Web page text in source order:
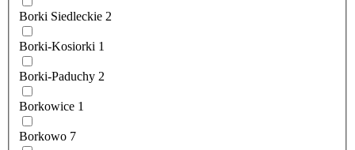
Borki Siedleckie 2
Borki-Kosiorki 1
Borki-Paduchy 2
Borkowice 1
Borkowo 7